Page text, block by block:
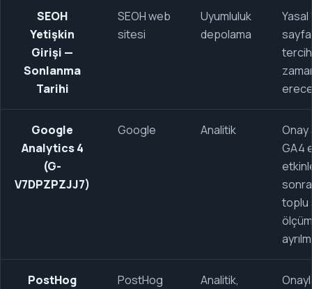
SEOH
Yetişkin
Girişi —
Sonlanma
Tarihi
SEOH web
sitesi
Uyumluluk
depolama
Yasal
Google
Analytics 4
(G-
V7DPZPZJJ7)
Google Analitik
Onay
GA4
toplu
PostHog
PostHog
Analitik,